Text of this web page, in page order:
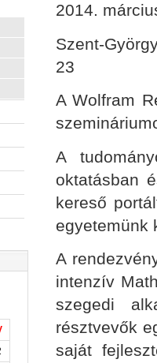
2014.
Szent-
23
A Wolfram
A
oktatásban
kereső
egyetemünk
A
intenzív
szegedi
résztvevők
saját